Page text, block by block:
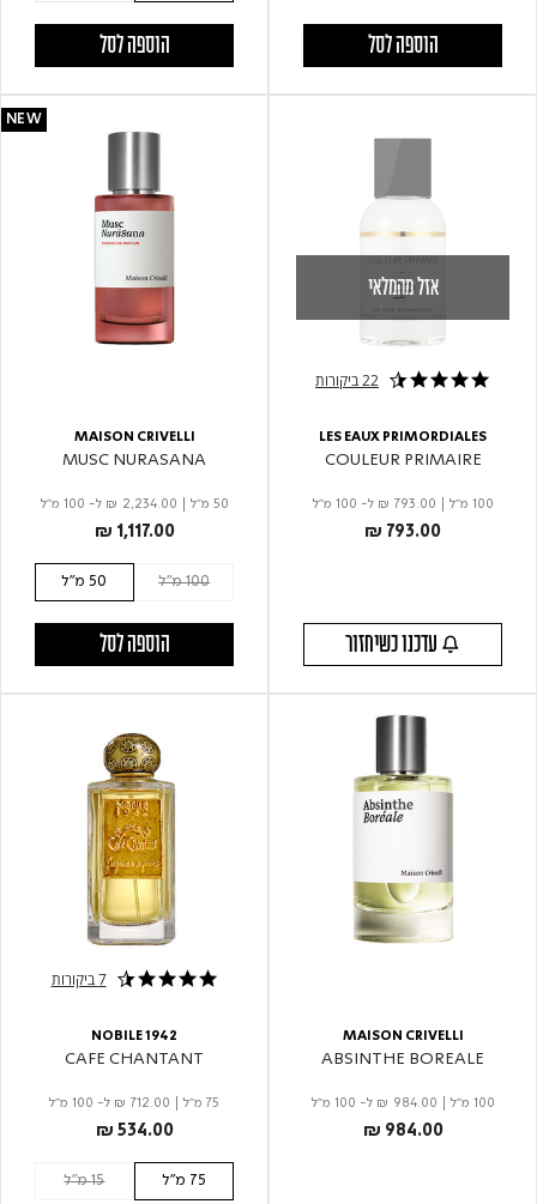
הוספה לסל הוספה לסל
אזל מהמלאי
4.7 star rating 22 ביקורות
LES EAUX PRIMORDIALES
COULEUR PRIMAIRE
100 מ"ל ₪ 793.00 ל- 100 מ"ל
₪ 793.00
NEW
MAISON CRIVELLI
MUSC NURASANA
50 מ"ל ₪ 2,234.00 ל- 100 מ"ל
₪ 1,117.00
100 מ"ל 50 מ"ל
הוספה לסל
MAISON CRIVELLI
ABSINTHE BOREALE
100 מ"ל ₪ 984.00 ל- 100 מ"ל
₪ 984.00
4.7 star rating 7 ביקורות
NOBILE 1942
CAFE CHANTANT
75 מ"ל ₪ 712.00 ל- 100 מ"ל
₪ 534.00
75 מ"ל 15 מ"ל